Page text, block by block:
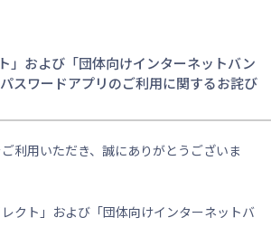
」および「団体向けインターネットバン
スワードアプリのご利用に関するお詫び
利用いただき、誠にありがとうございま
クト」および「団体向けインターネットバ